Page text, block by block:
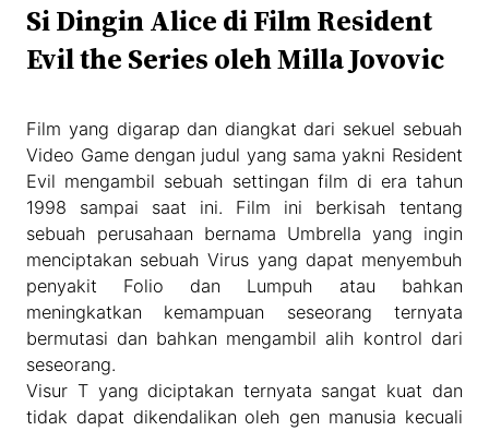
Si Dingin Alice di Film Resident
Evil the Series oleh Milla Jovovic
Film yang digarap dan diangkat dari sekuel sebuah
Video Game dengan judul yang sama yakni Resident
Evil mengambil sebuah settingan film di era tahun
1998 sampai saat ini. Film ini berkisah tentang
sebuah perusahaan bernama Umbrella yang ingin
menciptakan sebuah Virus yang dapat menyembuh
penyakit Folio dan Lumpuh atau bahkan
meningkatkan kemampuan seseorang ternyata
bermutasi dan bahkan mengambil alih kontrol dari
seseorang.
Visur T yang diciptakan ternyata sangat kuat dan
tidak dapat dikendalikan oleh gen manusia kecuali